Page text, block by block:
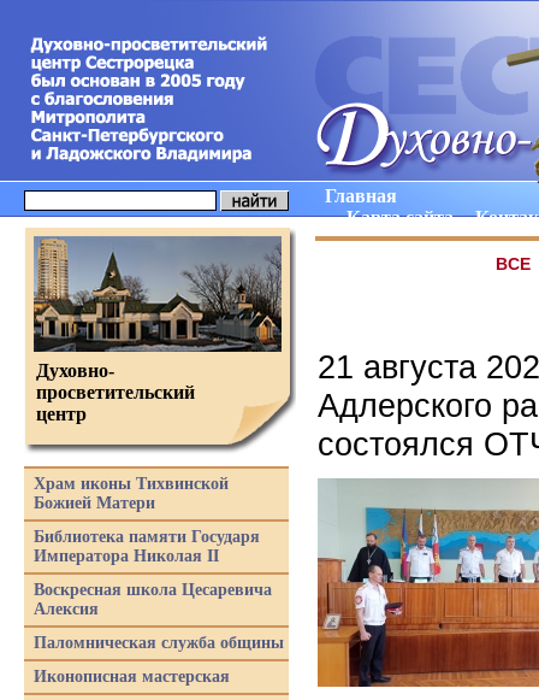
Главная
Карта сайта
ВCE
21 августа
Адлерского
состоялся
Духовно-
просветительский
центр
Храм иконы Тихвинской
Божией Матери
Библиотека памяти Государя
Императора Николая II
Воскресная школа Цесаревича
Алексия
Паломническая служба общины
Иконописная мастерская